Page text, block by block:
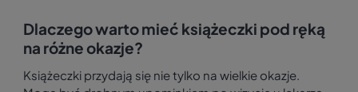
Dlaczego warto mieć książeczki pod ręką
na różne okazje?
Książeczki przydają się nie tylko na wielkie okazje.